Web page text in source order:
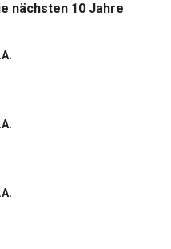
nächsten 10 Jahre